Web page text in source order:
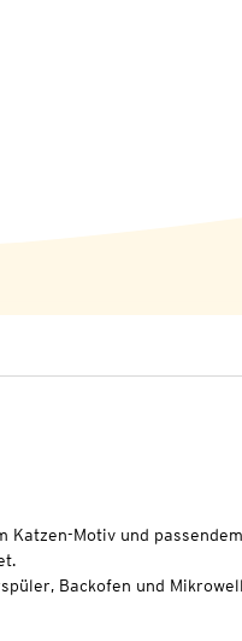
Katzen-Motiv und passendem
Backofen und